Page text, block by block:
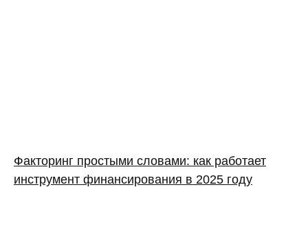
Факторинг простыми словами: как работает
инструмент финансирования в 2025 году